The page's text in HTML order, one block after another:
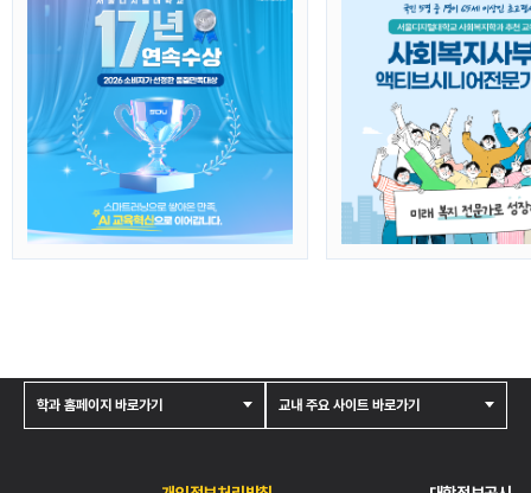
학과 홈페이지 바로가기 교내 주요 사이트 바로가기